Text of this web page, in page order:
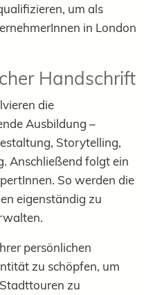
um als
in London
Handschrift
die
Ausbildung –
Storytelling,
Anschließend folgt ein
So werden die
eigenständig zu
persönlichen
zu schöpfen, um
zu